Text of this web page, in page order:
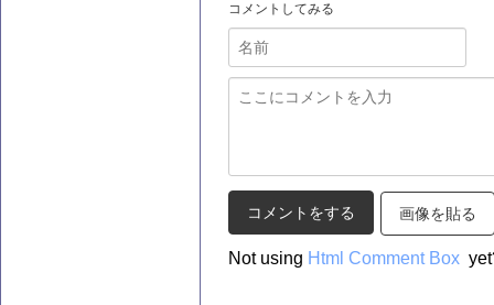
コメントしてみる
画像を貼る
Not using Html Comment Box